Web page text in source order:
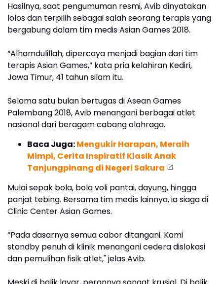
Hasilnya, saat pengumuman resmi, Avib dinyatakan
lolos dan terpilih sebagai salah seorang terapis yang
bergabung dalam tim medis Asian Games 2018.
“Alhamdulillah, dipercaya menjadi bagian dari tim
terapis Asian Games,” kata pria kelahiran Kediri,
Jawa Timur, 41 tahun silam itu.
Selama satu bulan bertugas di Asean Games
Palembang 2018, Avib menangani berbagai atlet
nasional dari beragam cabang olahraga.
Baca Juga:Mengukir Harapan, Meraih
Mimpi, Cerita Inspiratif Klasik Anak
Tanjungpinang di Negeri Sakura
Mulai sepak bola, bola voli pantai, dayung, hingga
panjat tebing. Bersama tim medis lainnya, ia siaga di
Clinic Center Asian Games.
“Pada dasarnya semua cabor ditangani. Kami
standby penuh di klinik menangani cedera dislokasi
dan pemulihan fisik atlet," jelas Avib.